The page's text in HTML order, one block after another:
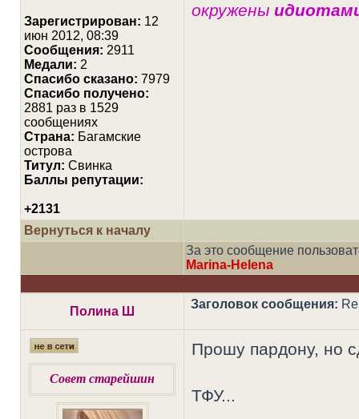
Зарегистрирован: 12
июн 2012, 08:39
Сообщения: 2911
Медали: 2
Cпасибо сказано: 7979
Спасибо получено:
2881 раз в 1529
сообщениях
Страна: Багамские
острова
Титул: Свинка
Баллы репутации:
+2131
окружены
Вернуться к началу
За это сообщение
Marina-Helena
Полина Ш
Заголовок сообщения:
Совет старейшин
Прошу пардону, но
ТФУ...